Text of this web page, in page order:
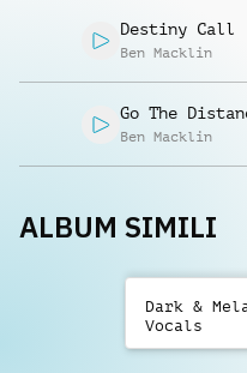
Destiny Call
Ben Macklin
Go The
Ben Macklin
ALBUM SIMILI
Dark &
Vocals